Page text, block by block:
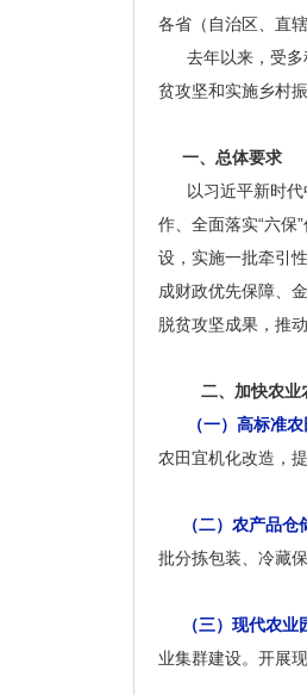
各省（自治区、直
去年以来，受多
贫攻坚和实施乡村
一、总体要求
以习近平新时代
作、全面落实“六保
设，实施一批牵引
成财政优先保障、
脱贫攻坚成果，推
二、加快农业农
（一）高标准农
农田宜机化改造，
（二）农产品仓
批分拣包装、冷藏
（三）现代农业
业集群建设。开展